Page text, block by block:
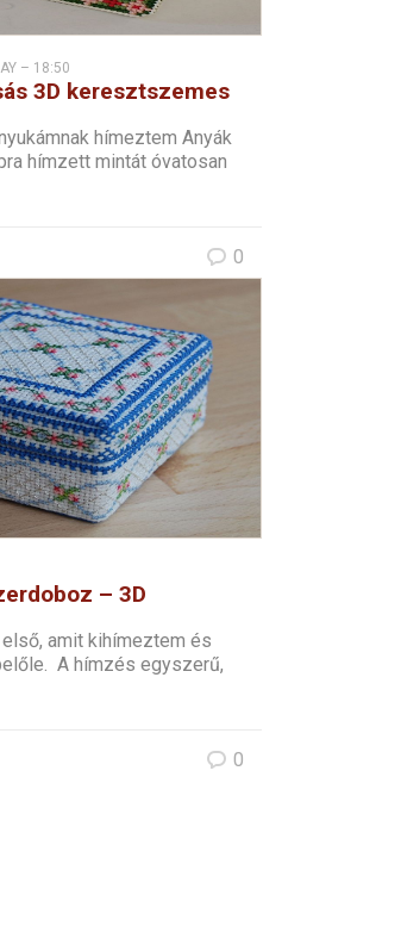
– 18:50
3D keresztszemes
hímeztem Anyák
hímzett mintát óvatosan
0
– 3D
amit kihímeztem és
A hímzés egyszerű,
0